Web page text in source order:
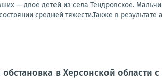
— двое детей из села Тендровское.
средней тяжести.Также в результате
в Херсонской области